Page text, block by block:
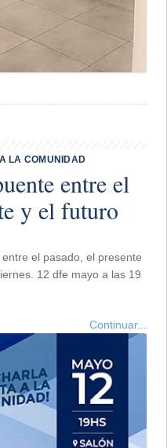
LA COMUNIDAD
entre el
y el futuro
el pasado, el presente
12 dfe mayo a las 19
Continuar...